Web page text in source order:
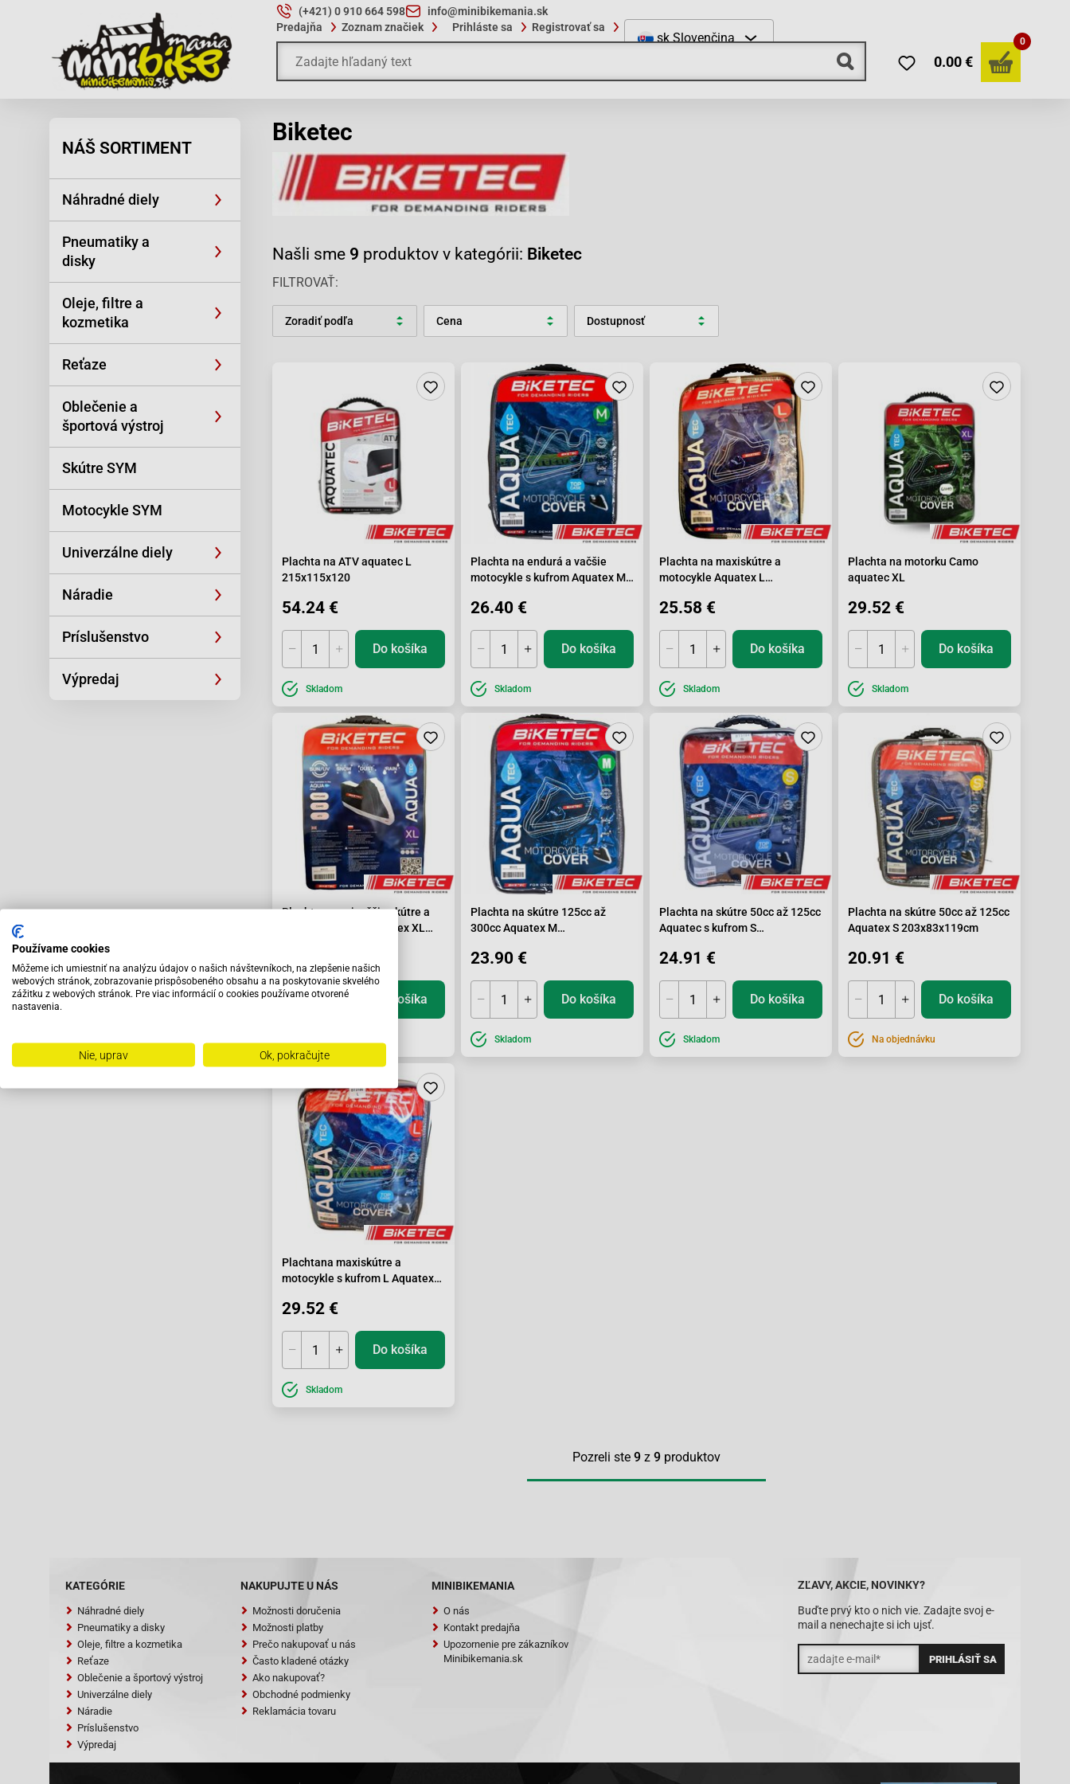
(+421) 0 910 664 598
info@minibikemania.sk
Predajňa
Zoznam značiek Prihláste sa Registrovať sa
sk Slovenčina
0.00 €
0
NÁŠ SORTIMENT
Náhradné diely
Pneumatiky a
disky
Oleje, filtre a
kozmetika
Reťaze
Oblečenie a
športová výstroj
Skútre SYM
Motocykle SYM
Univerzálne diely
Náradie
Príslušenstvo
Výpredaj
Biketec
Našli sme 9 produktov v kategórii: Biketec
FILTROVAŤ
Zoradiť podľa Cena Dostupnosť
Plachta na ATV aquatec L
215x115x120
54.24 €
Do košíka
Skladom
Plachta na endurá a vačšie
motocykle s kufrom Aquatex M
26.40 €
Do košíka
Skladom
Plachta na maxiskútre a
motocykle Aquatex L
25.58 €
Do košíka
Skladom
Plachta na motorku Camo
aquatec XL
29.52 €
Do košíka
Skladom
Plachta na najvačšie skútre a
veľké motocykle Aquatex XL
Do košíka
Plachta na skútre 125cc až
300cc Aquatex M
23.90 €
Do košíka
Skladom
Plachta na skútre 50cc až 125cc
Aquatec s kufrom S
24.91 €
Do košíka
Skladom
Plachta na skútre 50cc až 125cc
Aquatex S 203x83x119cm
20.91 €
Do košíka
Na objednávku
Plachtana maxiskútre a
motocykle s kufrom L Aquatex
29.52 €
Do košíka
Skladom
Pozreli ste 9 z 9 produktov
ZĽAVY, AKCIE, NOVINKY?
Buďte prvý kto o nich vie. Zadajte svoj e-
mail a nenechajte si ich ujsť.
KATEGÓRIE
Náhradné diely
Pneumatiky a disky
Oleje, filtre a kozmetika
Reťaze
Oblečenie a športový výstroj
Univerzálne diely
Náradie
Príslušenstvo
Výpredaj
NAKUPUJTE U NÁS
Možnosti doručenia
Možnosti platby
Prečo nakupovať u nás
Často kladené otázky
Ako nakupovať?
Obchodné podmienky
Reklamácia tovaru
MINIBIKEMANIA
O nás
Kontakt predajňa
Upozornenie pre zákazníkov
Minibikemania.sk
Používame cookies
Môžeme ich umiestniť na analýzu údajov o našich návštevníkoch, na zlepšenie našich
webových stránok, zobrazovanie prispôsobeného obsahu a na poskytovanie skvelého
zážitku z webových stránok. Pre viac informácií o cookies používame otvorené
nastavenia.
Nie, uprav Ok, pokračujte